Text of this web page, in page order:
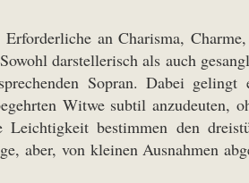
an Charisma,
darstellerisch als auch
Sopran. Dabei gelingt
Witwe subtil anzudeuten,
bestimmen den
aber, von kleinen Ausnahmen